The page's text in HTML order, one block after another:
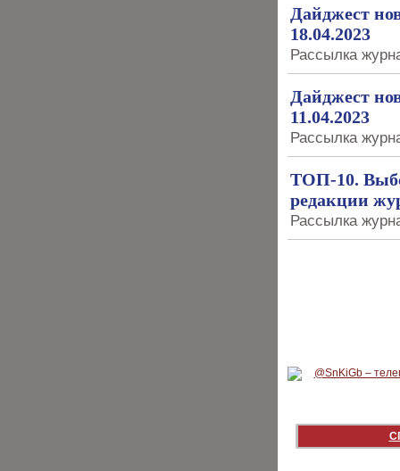
Дайджест
18.04.2023
Рассылка
Дайджест
11.04.2023
Рассылка
ТОП-10.
редакции
Рассылка